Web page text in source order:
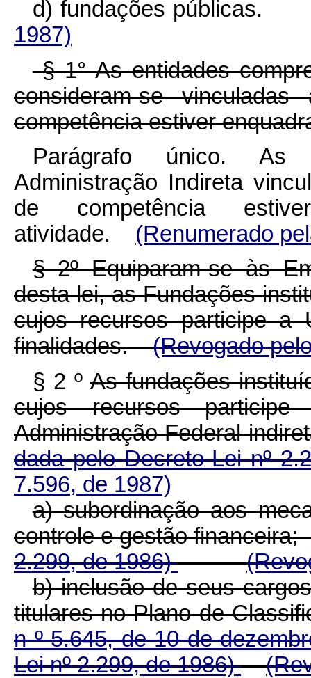
d) fundações
1987)
§ 1° As entidades
consideram-se
competência estiver
Parágrafo único. As
Administração Indireta
de competência
atividade. (Renumerado
§ 2º Equiparam-se às
desta lei, as Fundações
cujos recursos participe a
finalidades.(Revogado
§ 2 ºAs fundações
cujos recursos
Administração Federal
dada pelo Decreto-Lei nº
7.596, de 1987)
a) subordinação aos
controle e gestão
2.299, de 1986)
b) inclusão de seus
titulares no Plano de
n º 5.645, de 10 de
Lei nº 2.299, de 1986)